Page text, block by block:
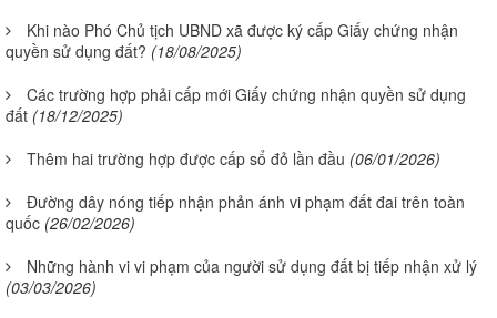
Khi nào Phó Chủ tịch UBND xã được ký cấp Giấy chứng nhận
quyền sử dụng đất? (18/08/2025)
Các trường hợp phải cấp mới Giấy chứng nhận quyền sử dụng
đất (18/12/2025)
Thêm hai trường hợp được cấp sổ đỏ lần đầu (06/01/2026)
Đường dây nóng tiếp nhận phản ánh vi phạm đất đai trên toàn
quốc (26/02/2026)
Những hành vi vi phạm của người sử dụng đất bị tiếp nhận xử lý
(03/03/2026)